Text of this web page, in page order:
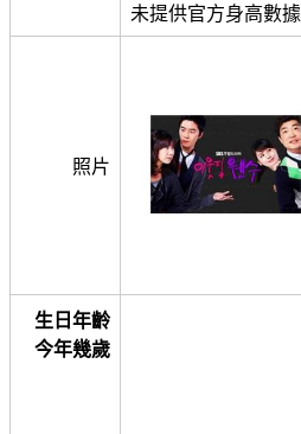
未提供官方身高數據
照片
生日年齡
今年幾歲